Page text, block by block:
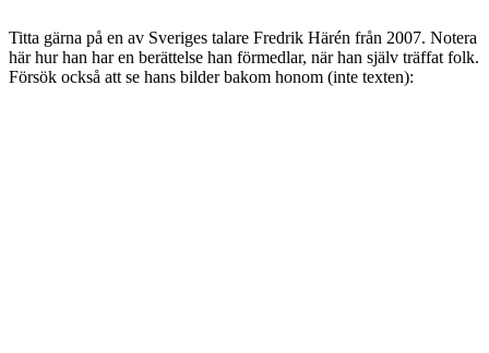
Titta gärna på en av Sveriges talare Fredrik Härén från 2007. Notera
här hur han har en berättelse han förmedlar, när han själv träffat folk.
Försök också att se hans bilder bakom honom (inte texten):